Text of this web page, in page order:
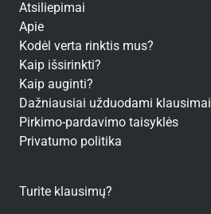
Atsiliepimai
Apie
Kodėl verta rinktis mus?
Kaip išsirinkti?
Kaip auginti?
Dažniausiai užduodami klausimai
Pirkimo-pardavimo taisyklės
Privatumo politika
Turite klausimų?